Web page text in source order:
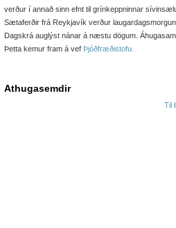
verður í annað sinn efnt til grínkeppninnar
Sætaferðir frá Reykjavík verður
Dagskrá auglýst nánar á næstu dögum.
Þetta kemur fram á vef Þjóðfræðistofu.
Athugasemdir
Til